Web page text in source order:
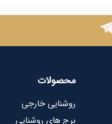
محصولات
روشنایی خارجی
برج های روشنایی